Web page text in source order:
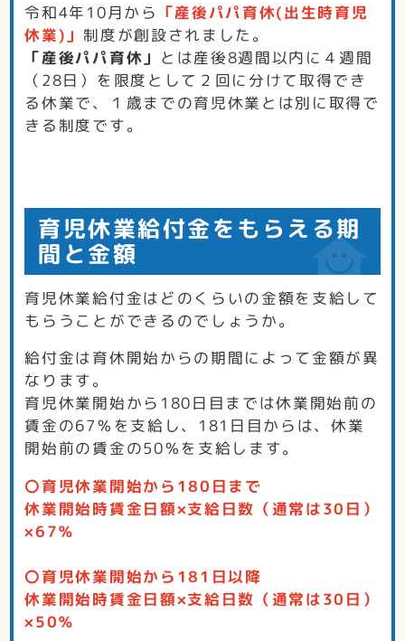
令和4年10月から 「産後パパ育休(出生時育児
休業)」 制度が創設されました。
「産後パパ育休」 とは産後8週間以内に４週間
（28日）を限度として２回に分けて取得でき
る休業で、１歳までの育児休業とは別に取得で
きる制度です。
育児休業給付金をもらえる期
間と金額
育児休業給付金はどのくらいの金額を支給して
もらうことができるのでしょうか。
給付金は育休開始からの期間によって金額が異
なります。
育児休業開始から180日目までは休業開始前の
賃金の67％を支給し、181日目からは、休業
開始前の賃金の50％を支給します。
〇育児休業開始から180日まで
休業開始時賃金日額×支給日数（通常は30日）
×67％
〇育児休業開始から181日以降
休業開始時賃金日額×支給日数（通常は30日）
×50％